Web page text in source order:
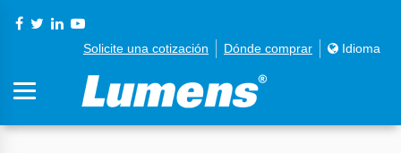
Solicite una cotización Dónde comprar Idioma